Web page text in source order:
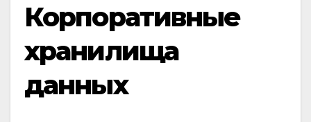
Корпоративные
хранилища
данных